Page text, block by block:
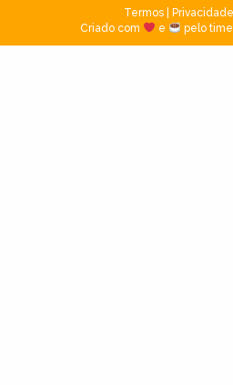
Termos| Privacidade
Criado com
e pelo